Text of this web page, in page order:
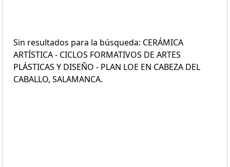
Sin resultados para la búsqueda: CERÁMICA
ARTÍSTICA - CICLOS FORMATIVOS DE ARTES
PLÁSTICAS Y DISEÑO - PLAN LOE EN CABEZA DEL
CABALLO, SALAMANCA.